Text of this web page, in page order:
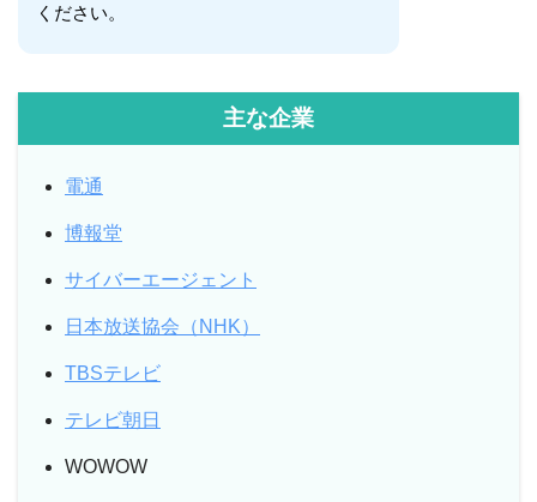
ください。
主な企業
電通
博報堂
サイバーエージェント
日本放送協会（NHK）
TBSテレビ
テレビ朝日
WOWOW